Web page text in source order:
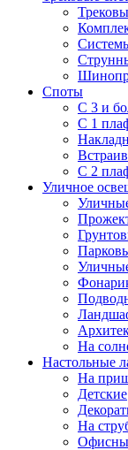
Споты
С 3 и
С 1
С 2
Уличное
На
Настольные
На
Детские
На